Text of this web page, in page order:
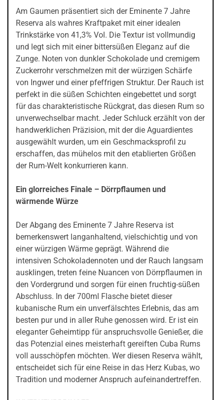
Am Gaumen präsentiert sich der Eminente 7 Jahre
Reserva als wahres Kraftpaket mit einer idealen
Trinkstärke von 41,3% Vol. Die Textur ist vollmundig
und legt sich mit einer bittersüßen Eleganz auf die
Zunge. Noten von dunkler Schokolade und cremigem
Zuckerrohr verschmelzen mit der würzigen Schärfe
von Ingwer und einer pfeffrigen Struktur. Der Rauch ist
perfekt in die süßen Schichten eingebettet und sorgt
für das charakteristische Rückgrat, das diesen Rum so
unverwechselbar macht. Jeder Schluck erzählt von der
handwerklichen Präzision, mit der die Aguardientes
ausgewählt wurden, um ein Geschmacksprofil zu
erschaffen, das mühelos mit den etablierten Größen
der Rum-Welt konkurrieren kann.
Ein glorreiches Finale – Dörrpflaumen und
wärmende Würze
Der Abgang des Eminente 7 Jahre Reserva ist
bemerkenswert langanhaltend, vielschichtig und von
einer würzigen Wärme geprägt. Während die
intensiven Schokoladennoten und der Rauch langsam
ausklingen, treten feine Nuancen von Dörrpflaumen in
den Vordergrund und sorgen für einen fruchtig-süßen
Abschluss. In der 700ml Flasche bietet dieser
kubanische Rum ein unverfälschtes Erlebnis, das am
besten pur und in aller Ruhe genossen wird. Er ist ein
eleganter Geheimtipp für anspruchsvolle Genießer, die
das Potenzial eines meisterhaft gereiften Cuba Rums
voll ausschöpfen möchten. Wer diesen Reserva wählt,
entscheidet sich für eine Reise in das Herz Kubas, wo
Tradition und moderner Anspruch aufeinandertreffen.